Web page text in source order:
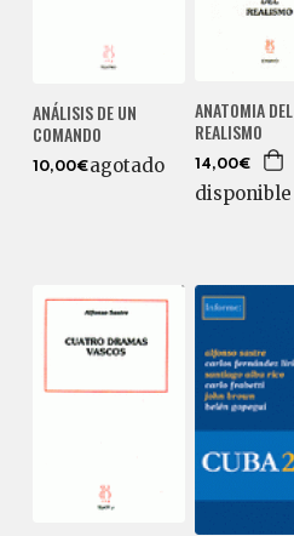
ANÁLISIS DE UN
COMANDO
10,00€agotado
ANATOMIA DEL
REALISMO
14,00€
disponible